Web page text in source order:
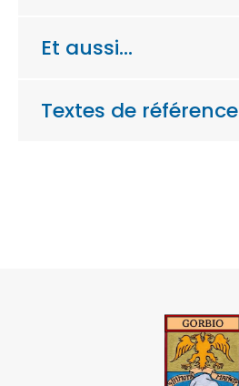
Et aussi…
Textes de référence